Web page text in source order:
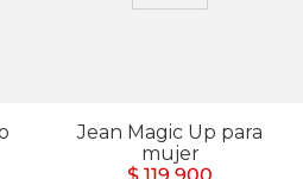
Jean Magic Up para
mujer